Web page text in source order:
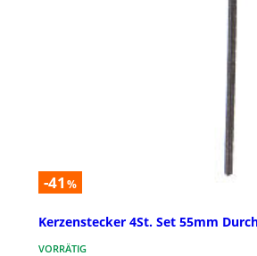
-41 %
Kerzenstecker 4St. Set 55mm
VORRÄTIG